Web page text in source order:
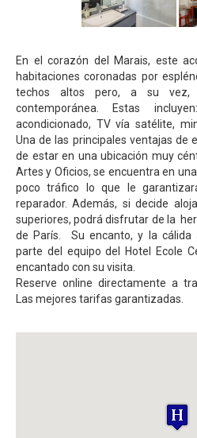
En el corazón del Marais, este
habitaciones coronadas por
techos altos pero, a su
contemporánea. Estas
acondicionado, TV vía satélite,
Una de las principales ventajas de
de estar en una ubicación muy
Artes y Oficios, se encuentra en
poco tráfico lo que le
reparador. Además, si decide
superiores, podrá disfrutar de la
de París. Su encanto, y la cálida
parte del equipo del Hotel Ecole
encantado con su visita.
Reserve online directamente a
Las mejores tarifas garantizadas.